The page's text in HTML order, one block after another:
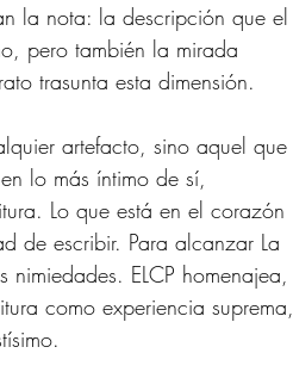
la nota: la descripción que el
pero también la mirada
trasunta esta dimensión.
artefacto, sino aquel que
lo más íntimo de sí,
Lo que está en el corazón
de escribir. Para alcanzar La
nimiedades. ELCP homenajea,
como experiencia suprema,